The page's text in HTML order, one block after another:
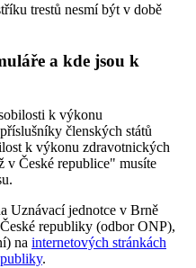
trestů nesmí být v době
a kde jsou k
k výkonu
členských států
k výkonu zdravotnických
v České republice" musíte
Uznávací jednotce v Brně
republiky (odbor ONP),
na internetových stránkách
.